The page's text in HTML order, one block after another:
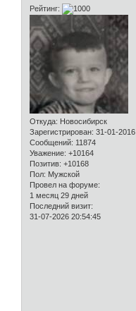
Рейтинг:
Откуда: Новосибирск
Зарегистрирован: 31-01-2016
Сообщений: 11874
Уважение: +10164
Позитив: +10168
Пол: Мужской
Провел на форуме:
1 месяц 29 дней
Последний визит:
31-07-2026 20:54:45